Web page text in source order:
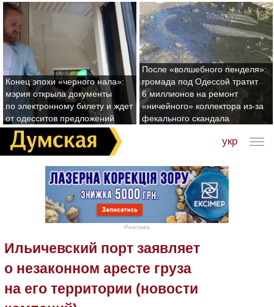
Конец эпохи «черного нала»:
мэрия открыла документы
по электронному билету и ждет
от одесситов предложений
После «волшебного пенделя»:
громада под Одессой тратит
6 миллионов на ремонт
«ничейного» коллектора из-за
фекального скандала
укр
Реклама
Ильичевский порт заявляет
о незаконном аресте груза
на его территории (новости